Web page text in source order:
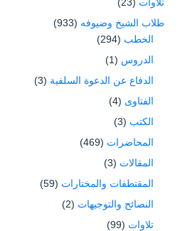
طلاب الشيخ وضيوفه (933)
الخطب (294)
الدروس (1)
الدفاع عن الدعوة السلفية (3)
الفتاوى (4)
الكتب (3)
المحاضرات (469)
المقالات (3)
المقتطفات والمختارات (59)
النصائح والتوجيهات (2)
تلاوات (99)